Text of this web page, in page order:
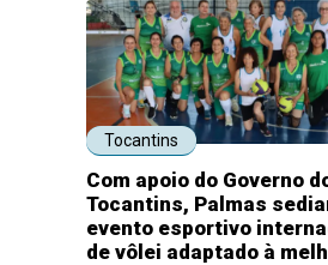
Tocantins
Com apoio do Governo
Tocantins, Palmas
evento esportivo
de vôlei adaptado à